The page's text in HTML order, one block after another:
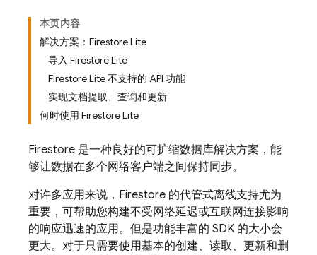
本页内容
解决方案：Firestore Lite
导入 Firestore Lite
Firestore Lite 不支持的 API 功能
实现文档提取、查询和更新
何时使用 Firestore Lite
Firestore 是一种良好的可扩缩数据库解决方案，能
够让数据在多个网络客户端之间保持同步。
对许多应用来说，Firestore 的代管式离线支持尤为
重要，可帮助您构建不受网络延迟或互联网连接影响
的响应迅速的应用。但是功能丰富的 SDK 的大小会
更大。对于只需要使用基本的创建、读取、更新和删